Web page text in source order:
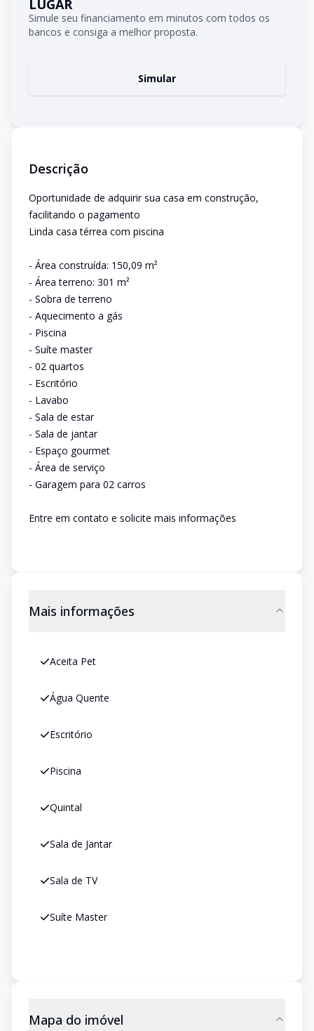
LUGAR
Simule seu financiamento em minutos com todos os
bancos e consiga a melhor proposta.
Simular
Descrição
Oportunidade de adquirir sua casa em construção,
facilitando o pagamento
Linda casa térrea com piscina
- Área construída: 150,09 m²
- Área terreno: 301 m²
- Sobra de terreno
- Aquecimento a gás
- Piscina
- Suíte master
- 02 quartos
- Escritório
- Lavabo
- Sala de estar
- Sala de jantar
- Espaço gourmet
- Área de serviço
- Garagem para 02 carros
Entre em contato e solicite mais informações
Mais informações
Aceita Pet
Água Quente
Escritório
Piscina
Quintal
Sala de Jantar
Sala de TV
Suíte Master
Mapa do imóvel